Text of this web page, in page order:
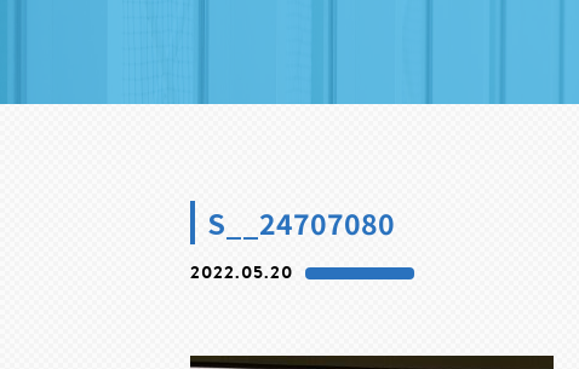
S__24707080
2022.05.20